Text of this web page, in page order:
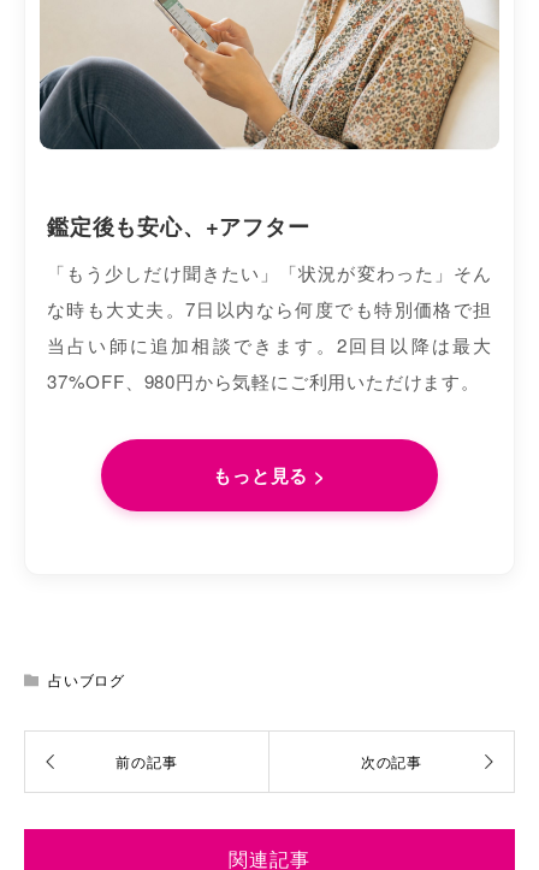
鑑定後も安心、+アフター
「もう少しだけ聞きたい」「状況が変わった」そん
な時も大丈夫。7日以内なら何度でも特別価格で担
当占い師に追加相談できます。2回目以降は最大
37%OFF、980円から気軽にご利用いただけます。
もっと見る >
占いブログ
関連記事